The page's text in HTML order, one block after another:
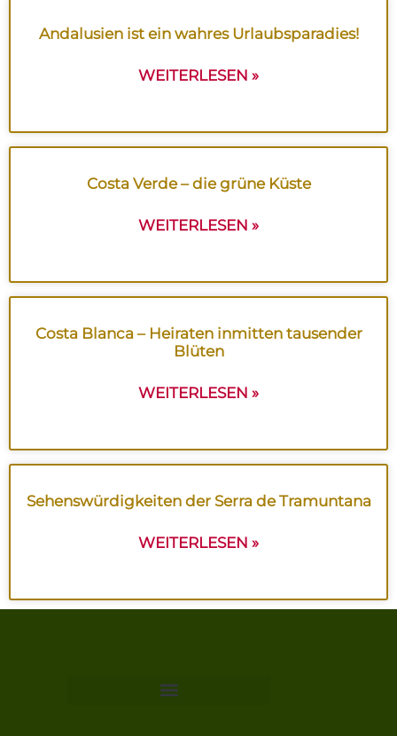
Andalusien ist ein wahres Urlaubsparadies!
WEITERLESEN »
Costa Verde – die grüne Küste
WEITERLESEN »
Costa Blanca – Heiraten inmitten tausender
Blüten
WEITERLESEN »
Sehenswürdigkeiten der Serra de Tramuntana
WEITERLESEN »